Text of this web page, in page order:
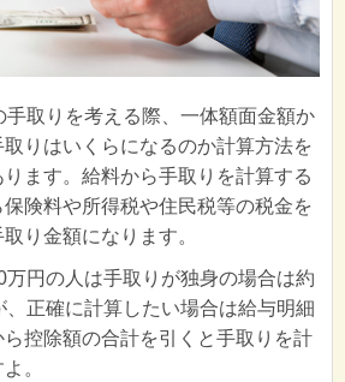
取りを考える際、一体額面金額か
りはいくらになるのか計算方法を
ます。給料から手取りを計算する
険料や所得税や住民税等の税金を
り金額になります。
円の人は手取りが独身の場合は約
、正確に計算したい場合は給与明細
控除額の合計を引くと手取りを計
。